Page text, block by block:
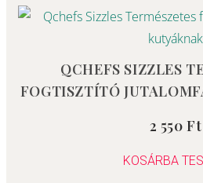
QCHEFS SIZZLES
FOGTISZTÍTÓ
2 550Ft
KOSÁRBA